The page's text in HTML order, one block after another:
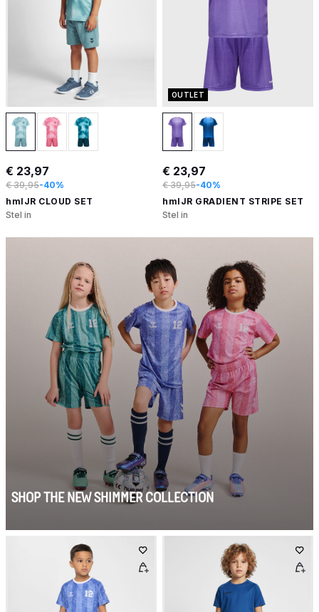
€ 23,97
€ 39,95-40%
hmlJR CLOUD SET
Stel in
OUTLET
€ 23,97
€ 39,95-40%
hmlJR GRADIENT STRIPE SET
Stel in
SHOP THE NEW SHIMMER COLLECTION